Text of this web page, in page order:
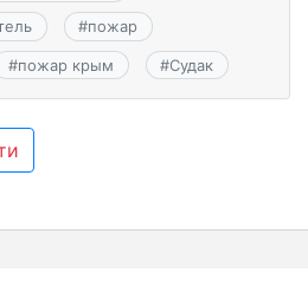
#пожар
#пожар крым #Судак